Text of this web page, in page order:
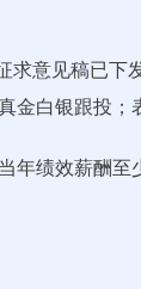
意见稿已下
白银跟投；
年绩效薪酬